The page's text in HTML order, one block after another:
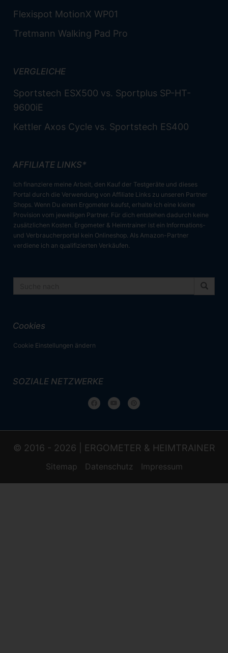
Flexispot MotionX WP01
Tretmann Walking Pad Pro
VERGLEICHE
Sportstech ESX500 vs. Sportplus SP-HT-
9600iE
Kettler Axos Cycle vs. Sportstech ES400
AFFILIATE LINKS*
Ich finanziere meine Arbeit, den Kauf der Testgeräte und dieses
Portal durch die Verwendung von Affiliate Links zu unseren Partner
Shops. Wenn Du einen Ergometer kaufst, erhalte ich eine kleine
Provision vom jeweiligen Partner. Für dich entstehen dadurch keine
zusätzlichen Kosten. Ergometer & Heimtrainer ist ein Informations-
und Verbraucherportal kein Onlineshop. Als Amazon-Partner
verdiene ich an qualifizierten Verkäufen.
Cookies
Cookie Einstellungen ändern
SOZIALE NETZWERKE
© 2016 - 2026 | ERGOMETER & HEIMTRAINER
Sitemap Datenschutz Impressum